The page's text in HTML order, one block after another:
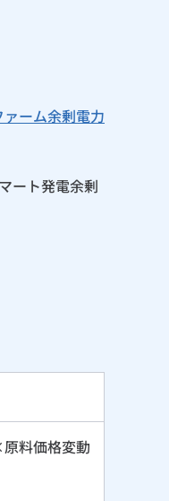
ァーム余剰電力
ート発電余剰
料価格変動